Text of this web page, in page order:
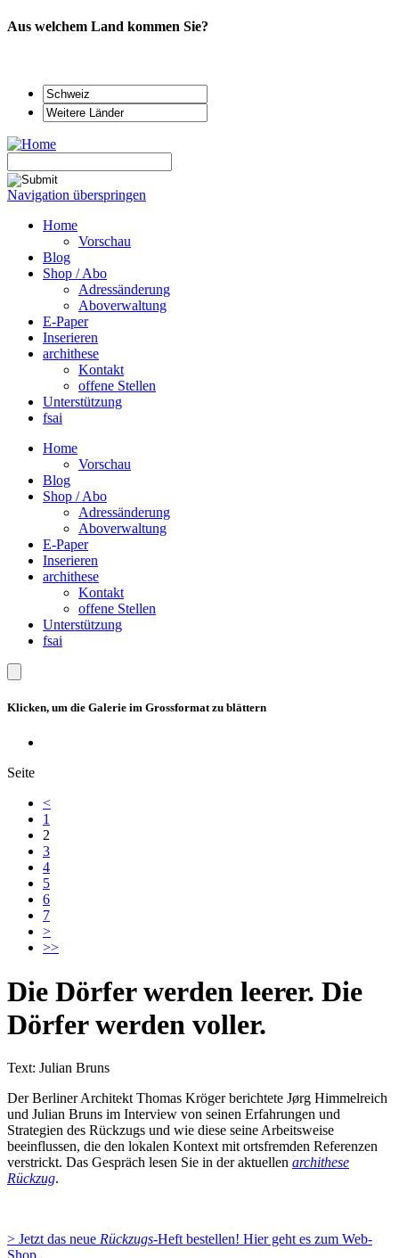
Aus welchem Land kommen Sie?
Navigation überspringen
Home
Vorschau
Blog
Shop / Abo
Adressänderung
Aboverwaltung
E-Paper
Inserieren
archithese
Kontakt
offene Stellen
Unterstützung
fsai
Home
Vorschau
Blog
Shop / Abo
Adressänderung
Aboverwaltung
E-Paper
Inserieren
archithese
Kontakt
offene Stellen
Unterstützung
fsai
Klicken, um die Galerie im Grossformat zu blättern
Seite
<
1
2
3
4
5
6
7
>
>>
Die Dörfer werden leerer. Die
Dörfer werden voller.
Text: Julian Bruns
Der Berliner Architekt Thomas Kröger berichtete Jørg Himmelreich
und Julian Bruns im Interview von seinen Erfahrungen und
Strategien des Rückzugs und wie diese seine Arbeitsweise
beeinflussen, die den lokalen Kontext mit ortsfremden Referenzen
verstrickt. Das Gespräch lesen Sie in der aktuellen archithese
Rückzug.
> Jetzt das neue Rückzugs-Heft bestellen! Hier geht es zum Web-
Shop.